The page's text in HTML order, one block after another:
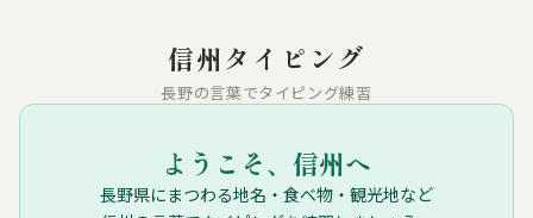
信州タイピング
長野の言葉でタイピング練習
ようこそ、信州へ
長野県にまつわる地名・食べ物・観光地など